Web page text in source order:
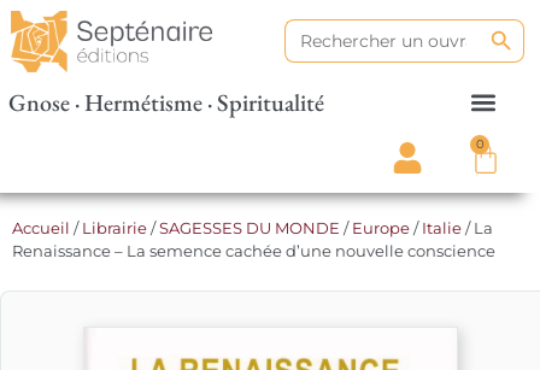
Search
for:
Gnose · Hermétisme · Spiritualité
0
Accueil /Librairie/SAGESSES DU MONDE /Europe/Italie/ La
Renaissance – La semence cachée d’une nouvelle conscience